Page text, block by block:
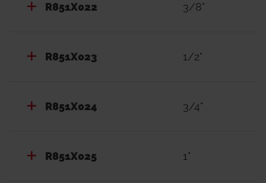
R851X022 3/8"
R851X023 1/2"
R851X024 3/4"
R851X025 1"